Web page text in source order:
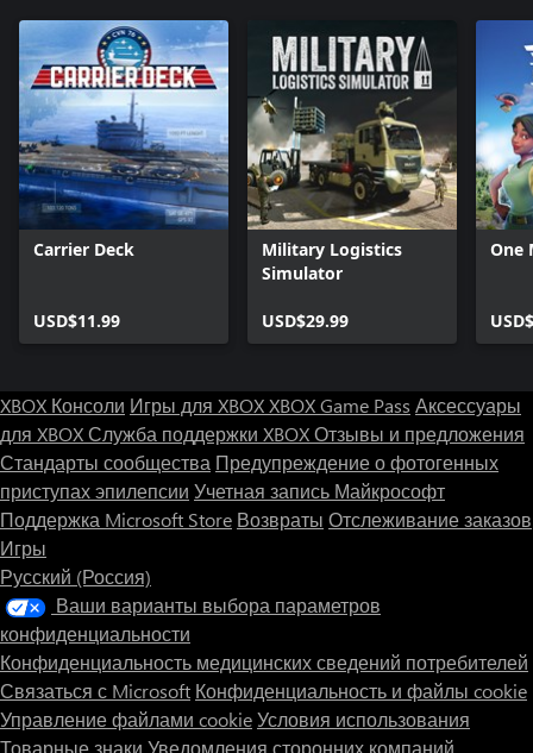
Carrier Deck
USD$11.99
Military Logistics
Simulator
USD$29.99
One
XBOX Консоли Игры для XBOXXBOX Game Pass Аксессуары
для XBOXСлужба поддержки XBOXОтзывы и предложения
Стандарты сообщества Предупреждение о фотогенных
приступах эпилепсии Учетная запись Майкрософт
Поддержка Microsoft Store Возвраты Отслеживание заказов
Игры
Русский (Россия)
Ваши варианты выбора параметров
конфиденциальности
Конфиденциальность медицинских сведений потребителей
Связаться с Microsoft Конфиденциальность и файлы cookie
Управление файлами cookieУсловия использования
Товарные знаки Уведомления сторонних компаний